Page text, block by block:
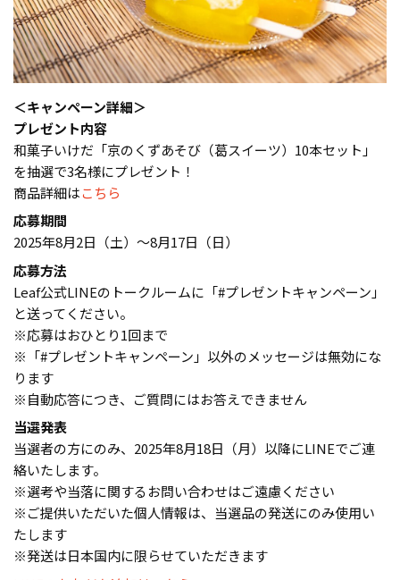
＜キャンペーン詳細＞
プレゼント内容
和菓子いけだ「京のくずあそび（葛スイーツ）10本セット」
を抽選で3名様にプレゼント！
商品詳細はこちら
応募期間
2025年8月2日（土）～8月17日（日）
応募方法
Leaf公式LINEのトークルームに「#プレゼントキャンペーン」
と送ってください。
※応募はおひとり1回まで
※「#プレゼントキャンペーン」以外のメッセージは無効にな
ります
※自動応答につき、ご質問にはお答えできません
当選発表
当選者の方にのみ、2025年8月18日（月）以降にLINEでご連
絡いたします。
※選考や当落に関するお問い合わせはご遠慮ください
※ご提供いただいた個人情報は、当選品の発送にのみ使用い
たします
※発送は日本国内に限らせていただきます